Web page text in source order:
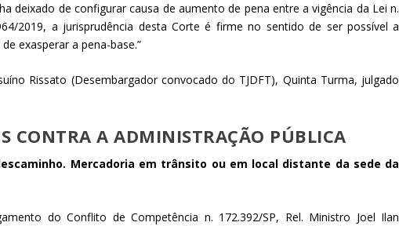
deixado de configurar causa de aumento de pena entre a vigência da Lei n.
2019, a jurisprudência desta Corte é firme no sentido de ser possível a
exasperar a pena-base.”
Rissato (Desembargador convocado do TJDFT), Quinta Turma, julgado
CONTRA A ADMINISTRAÇÃO PÚBLICA
Mercadoria em trânsito ou em local distante da sede da
do Conflito de Competência n. 172.392/SP, Rel. Ministro Joel Ilan